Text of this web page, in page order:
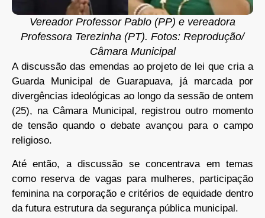
Vereador Professor Pablo (PP) e vereadora
Professora Terezinha (PT). Fotos: Reprodução/
Câmara Municipal
A discussão das emendas ao projeto de lei que cria a
Guarda Municipal de Guarapuava, já marcada por
divergências ideológicas ao longo da sessão de ontem
(25), na Câmara Municipal, registrou outro momento
de tensão quando o debate avançou para o campo
religioso.
Até então, a discussão se concentrava em temas
como reserva de vagas para mulheres, participação
feminina na corporação e critérios de equidade dentro
da futura estrutura da segurança pública municipal.